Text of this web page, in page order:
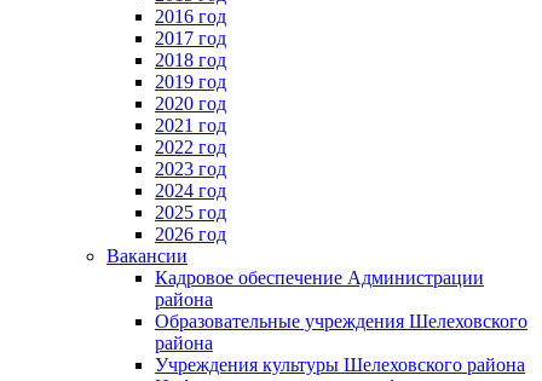
2016 год
2017 год
2018 год
2019 год
2020 год
2021 год
2022 год
2023 год
2024 год
2025 год
2026 год
Вакансии
Кадровое обеспечение Администрации
района
Образовательные учреждения Шелеховского
района
Учреждения культуры Шелеховского района